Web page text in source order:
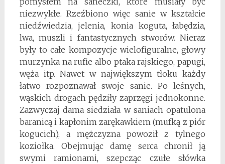
niezwykłe. Rzeźbiono więc sanie w kształcie
niedźwiedzia, jelenia, konia koguta, łabędzia,
lwa, muszli i fantastycznych stworów. Nieraz
były to całe kompozycje wielofiguralne, głowy
murzynka na rufie albo ptaka rajskiego, papugi,
węża itp. Nawet w największym tłoku każdy
łatwo rozpoznawał swoje sanie. Po leśnych,
wąskich drogach pędziły zaprzęgi jednokonne.
Zazwyczaj dama siedziała w saniach opatulona
baranicą i kapłonim zarękawkiem (mufką z piór
kogucich), a mężczyzna powoził z tylnego
koziołka. Obejmując damę serca chronił ją
swymi ramionami, szepcząc czułe słówka